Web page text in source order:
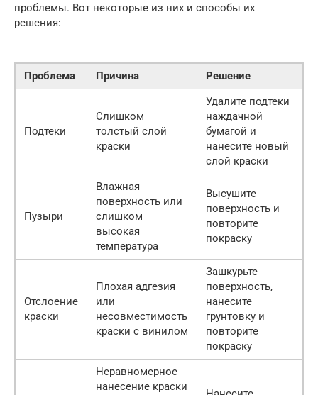
проблемы. Вот некоторые из них и способы их
решения:
Проблема Причина Решение
Подтеки
Слишком
толстый слой
краски
Удалите подтеки
наждачной
бумагой и
нанесите новый
слой краски
Пузыри
Влажная
поверхность или
слишком
высокая
температура
Высушите
поверхность и
повторите
покраску
Отслоение
краски
Плохая адгезия
или
несовместимость
краски с винилом
Зашкурьте
поверхность,
нанесите
грунтовку и
повторите
покраску
Неравномерное
нанесение краски